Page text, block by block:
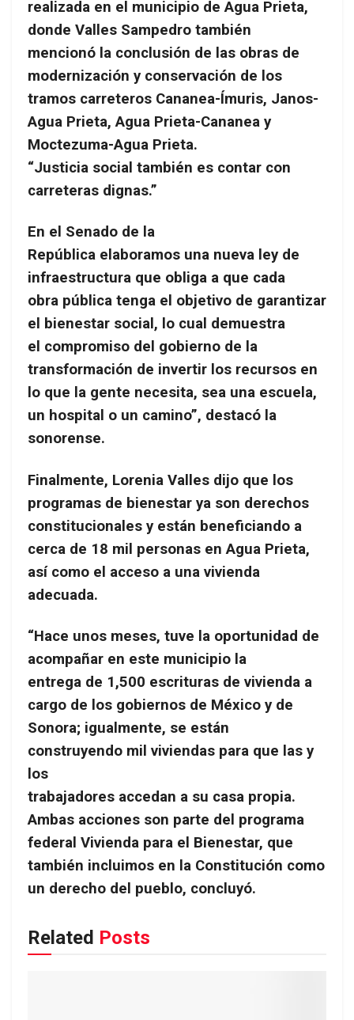
realizada en el municipio de Agua Prieta,
donde Valles Sampedro también
mencionó la conclusión de las obras de
modernización y conservación de los
tramos carreteros Cananea-Ímuris, Janos-
Agua Prieta, Agua Prieta-Cananea y
Moctezuma-Agua Prieta.
“Justicia social también es contar con
carreteras dignas.”
En el Senado de la
República elaboramos una nueva ley de
infraestructura que obliga a que cada
obra pública tenga el objetivo de garantizar
el bienestar social, lo cual demuestra
el compromiso del gobierno de la
transformación de invertir los recursos en
lo que la gente necesita, sea una escuela,
un hospital o un camino”, destacó la
sonorense.
Finalmente, Lorenia Valles dijo que los
programas de bienestar ya son derechos
constitucionales y están beneficiando a
cerca de 18 mil personas en Agua Prieta,
así como el acceso a una vivienda
adecuada.
“Hace unos meses, tuve la oportunidad de
acompañar en este municipio la
entrega de 1,500 escrituras de vivienda a
cargo de los gobiernos de México y de
Sonora; igualmente, se están
construyendo mil viviendas para que las y
los
trabajadores accedan a su casa propia.
Ambas acciones son parte del programa
federal Vivienda para el Bienestar, que
también incluimos en la Constitución como
un derecho del pueblo, concluyó.
Related Posts